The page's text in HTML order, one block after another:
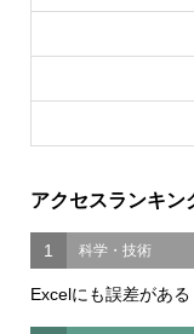
アクセスランキン
1 科学・技術
Excelにも誤差があ